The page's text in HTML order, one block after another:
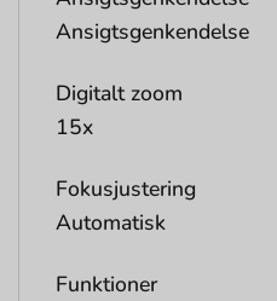
Ansigtsgenkendelse
Digitalt zoom
15x
Fokusjustering
Automatisk
Funktioner